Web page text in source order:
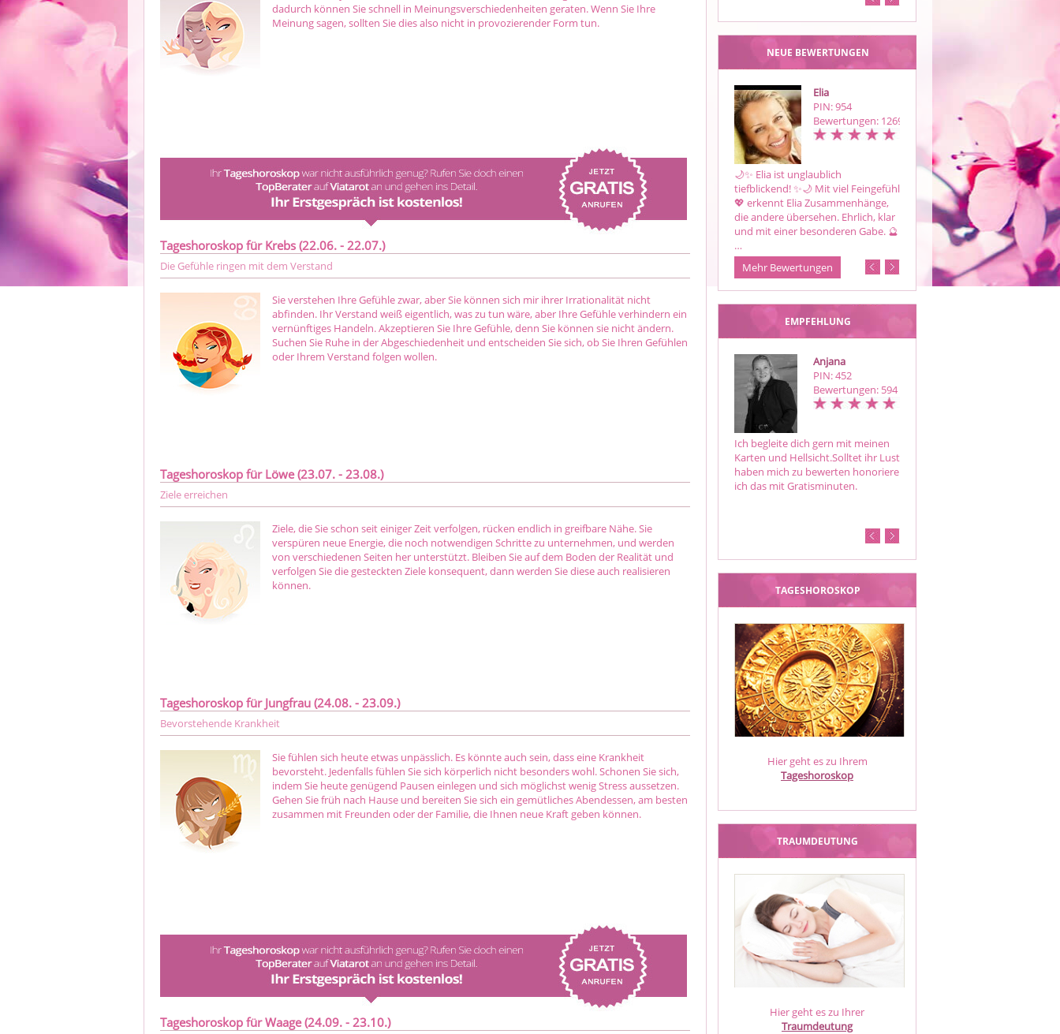
NEUE BEWERTUNGEN
Elia
PIN: 954
Bewertungen: 1269
🌙✨ Elia ist unglaublich
tiefblickend! ✨🌙 Mit viel Feingefühl
💖 erkennt Elia Zusammenhänge,
die andere übersehen. Ehrlich, klar
und mit einer besonderen Gabe. 🔮
…
Annymoon
PIN: 974
Bewertungen:
Bin gespannt wie es
weitergeht..Danke deiner
Mehr Bewertungen
EMPFEHLUNG
Anjana
PIN: 452
Bewertungen: 594
Ich begleite dich gern mit meinen
Karten und Hellsicht.Solltet ihr Lust
haben mich zu bewerten honoriere
ich das mit Gratisminuten.
TAGESHOROSKOP
Hier geht es zu Ihrem
Tageshoroskop
TRAUMDEUTUNG
Hier geht es zu Ihrer
Traumdeutung
dadurch können Sie schnell in Meinungsverschiedenheiten geraten. Wenn Sie Ihre
Meinung sagen, sollten Sie dies also nicht in provozierender Form tun.
Tageshoroskop für Krebs (22.06. - 22.07.)
Die Gefühle ringen mit dem Verstand
Sie verstehen Ihre Gefühle zwar, aber Sie können sich mir ihrer Irrationalität nicht
abfinden. Ihr Verstand weiß eigentlich, was zu tun wäre, aber Ihre Gefühle verhindern ein
vernünftiges Handeln. Akzeptieren Sie Ihre Gefühle, denn Sie können sie nicht ändern.
Suchen Sie Ruhe in der Abgeschiedenheit und entscheiden Sie sich, ob Sie Ihren Gefühlen
oder Ihrem Verstand folgen wollen.
Tageshoroskop für Löwe (23.07. - 23.08.)
Ziele erreichen
Ziele, die Sie schon seit einiger Zeit verfolgen, rücken endlich in greifbare Nähe. Sie
verspüren neue Energie, die noch notwendigen Schritte zu unternehmen, und werden
von verschiedenen Seiten her unterstützt. Bleiben Sie auf dem Boden der Realität und
verfolgen Sie die gesteckten Ziele konsequent, dann werden Sie diese auch realisieren
können.
Tageshoroskop für Jungfrau (24.08. - 23.09.)
Bevorstehende Krankheit
Sie fühlen sich heute etwas unpässlich. Es könnte auch sein, dass eine Krankheit
bevorsteht. Jedenfalls fühlen Sie sich körperlich nicht besonders wohl. Schonen Sie sich,
indem Sie heute genügend Pausen einlegen und sich möglichst wenig Stress aussetzen.
Gehen Sie früh nach Hause und bereiten Sie sich ein gemütliches Abendessen, am besten
zusammen mit Freunden oder der Familie, die Ihnen neue Kraft geben können.
Tageshoroskop für Waage (24.09. - 23.10.)